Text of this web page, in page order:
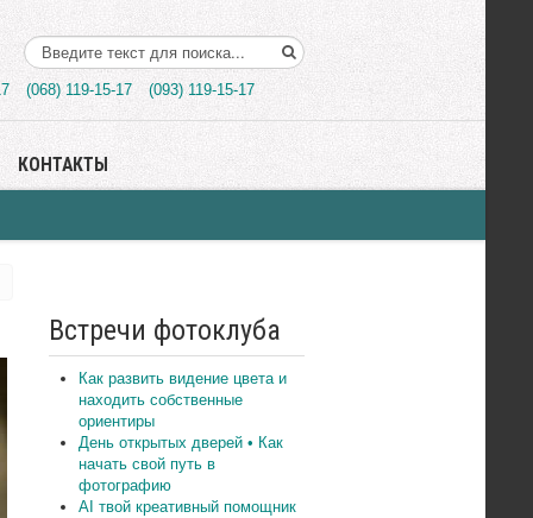
Поиск..
(068) 119-15-17 (093) 119-15-17
КОНТАКТЫ
Встречи фотоклуба
Как развить видение цвета и
находить собственные
ориентиры
День открытых дверей • Как
начать свой путь в
фотографию
AI твой креативный помощник